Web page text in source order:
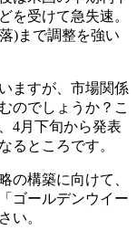
を受けて急失速。
)まで調整を強い
ますが、市場関係
のでしょうか？こ
4月下旬から発表
るところです。
の構築に向けて、
ゴールデンウイー
い。